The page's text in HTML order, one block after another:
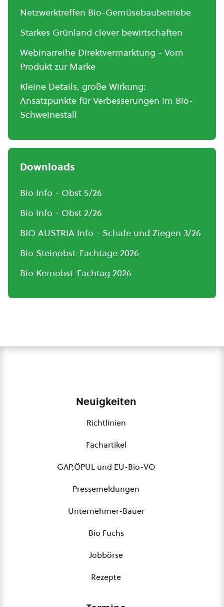
Netzwerktreffen Bio-Gemüsebaubetriebe
Starkes Grünland clever bewirtschaften
Webinarreihe Direktvermarktung - Vom
Produkt zur Marke
Kleine Details, große Wirkung:
Ansatzpunkte für Verbesserungen im Bio-
Schweinestall
Downloads
Bio Info - Obst 5/26
Bio Info - Obst 2/26
BIO AUSTRIA Info - Schafe und Ziegen 3/26
Bio Steinobst-Fachtage 2026
Bio Kernobst-Fachtag 2026
Neuigkeiten
Richtlinien
Fachartikel
GAP,ÖPUL und EU-Bio-VO
Pressemeldungen
Unternehmer-Bauer
Bio Fuchs
Jobbörse
Rezepte